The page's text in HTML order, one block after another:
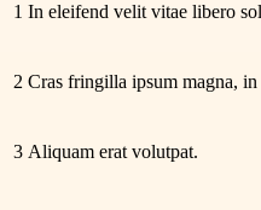
1 In eleifend velit vitae libero
2 Cras fringilla ipsum magna,
3 Aliquam erat volutpat.